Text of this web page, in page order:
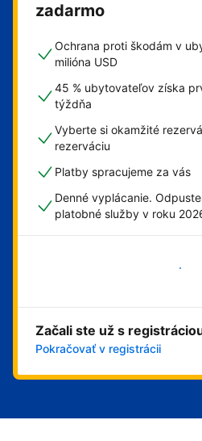
zadarmo
Ochrana proti škodám v
milióna USD
45 % ubytovateľov získa
týždňa
Vyberte si okamžité
rezerváciu
Platby spracujeme za vás
Denné vyplácanie.
platobné služby v roku
Začali ste už s
Pokračovať v registrácii